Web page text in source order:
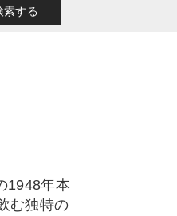
索する
1948年本
む独特の